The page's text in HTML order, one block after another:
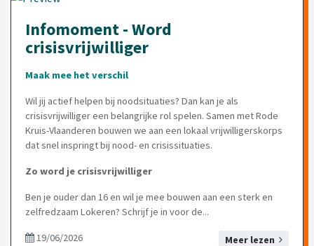
Infomoment - Word
crisisvrijwilliger
Maak mee het verschil
Wil jij actief helpen bij noodsituaties? Dan kan je als
crisisvrijwilliger een belangrijke rol spelen. Samen met Rode
Kruis-Vlaanderen bouwen we aan een lokaal vrijwilligerskorps
dat snel inspringt bij nood- en crisissituaties.
Zo word je crisisvrijwilliger
Ben je ouder dan 16 en wil je mee bouwen aan een sterk en
zelfredzaam Lokeren? Schrijf je in voor de...
Meer lezen
19/06/2026